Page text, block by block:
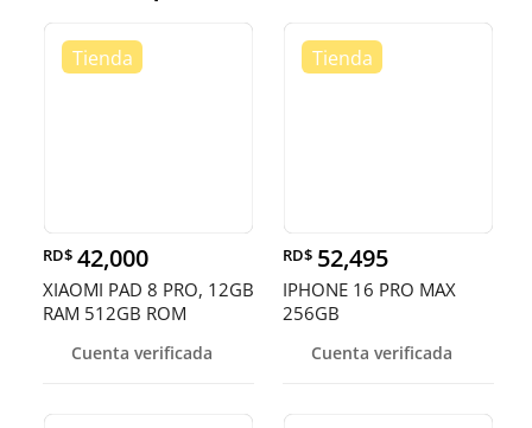
RD$ 42,000
XIAOMI PAD 8 PRO, 12GB
RAM 512GB ROM
Cuenta verificada
RD$ 52,495
IPHONE 16 PRO MAX
256GB
FABCuenta verificada